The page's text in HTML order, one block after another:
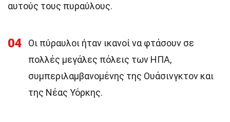
αυτούς τους πυραύλους.
04
Οι πύραυλοι ήταν ικανοί να φτάσουν σε
πολλές μεγάλες πόλεις των ΗΠΑ,
συμπεριλαμβανομένης της Ουάσινγκτον και
της Νέας Υόρκης.